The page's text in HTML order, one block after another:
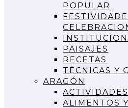
POPULAR
PAISAJES
RECETAS
TÉCNICAS Y
ARAGÓN
ALIMENTOS